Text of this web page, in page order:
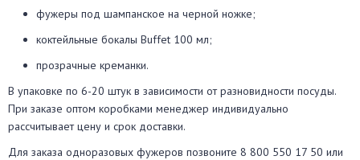
фужеры под шампанское на черной ножке;
коктейльные бокалы Buffet 100 мл;
прозрачные креманки.
В упаковке по 6-20 штук в зависимости от разновидности посуды.
При заказе оптом коробками менеджер индивидуально
рассчитывает цену и срок доставки.
Для заказа одноразовых фужеров позвоните 8 800 550 17 50 или